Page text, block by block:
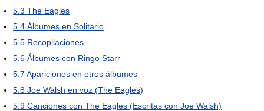
5.3 The Eagles
5.4 Álbumes en Solitario
5.5 Recopilaciones
5.6 Álbumes con Ringo Starr
5.7 Apariciones en otros álbumes
5.8 Joe Walsh en voz (The Eagles)
5.9 Canciones con The Eagles (Escritas con Joe Walsh)